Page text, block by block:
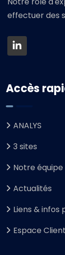
effectuer des
Accès
ANALYS
3 sites
Notre équipe
Actualités
Liens & infos
Espace